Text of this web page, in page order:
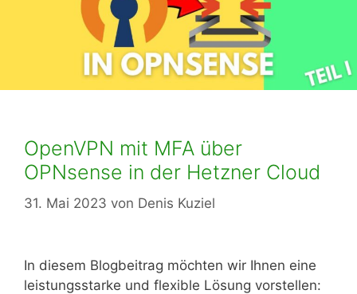
OpenVPN mit MFA über
OPNsense in der Hetzner Cloud
31. Mai 2023 von Denis Kuziel
In diesem Blogbeitrag möchten wir Ihnen eine
leistungsstarke und flexible Lösung vorstellen: